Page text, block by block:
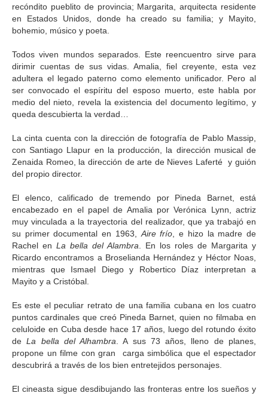
recóndito pueblito de provincia; Margarita, arquitecta residente
en Estados Unidos, donde ha creado su familia; y Mayito,
bohemio, músico y poeta.
Todos viven mundos separados. Este reencuentro sirve para
dirimir cuentas de sus vidas. Amalia, fiel creyente, esta vez
adultera el legado paterno como elemento unificador. Pero al
ser convocado el espíritu del esposo muerto, este habla por
medio del nieto, revela la existencia del documento legítimo, y
queda descubierta la verdad…
La cinta cuenta con la dirección de fotografía de Pablo Massip,
con Santiago Llapur en la producción, la dirección musical de
Zenaida Romeo, la dirección de arte de Nieves Laferté y guión
del propio director.
El elenco, calificado de tremendo por Pineda Barnet, está
encabezado en el papel de Amalia por Verónica Lynn, actriz
muy vinculada a la trayectoria del realizador, que ya trabajó en
su primer documental en 1963, Aire frío , e hizo la madre de
Rachel en La bella del Alambra . En los roles de Margarita y
Ricardo encontramos a Broselianda Hernández y Héctor Noas,
mientras que Ismael Diego y Robertico Díaz interpretan a
Mayito y a Cristóbal.
Es este el peculiar retrato de una familia cubana en los cuatro
puntos cardinales que creó Pineda Barnet, quien no filmaba en
celuloide en Cuba desde hace 17 años, luego del rotundo éxito
deLa bella del Alhambra . A sus 73 años, lleno de planes,
propone un filme con gran carga simbólica que el espectador
descubrirá a través de los bien entretejidos personajes.
El cineasta sigue desdibujando las fronteras entre los sueños y